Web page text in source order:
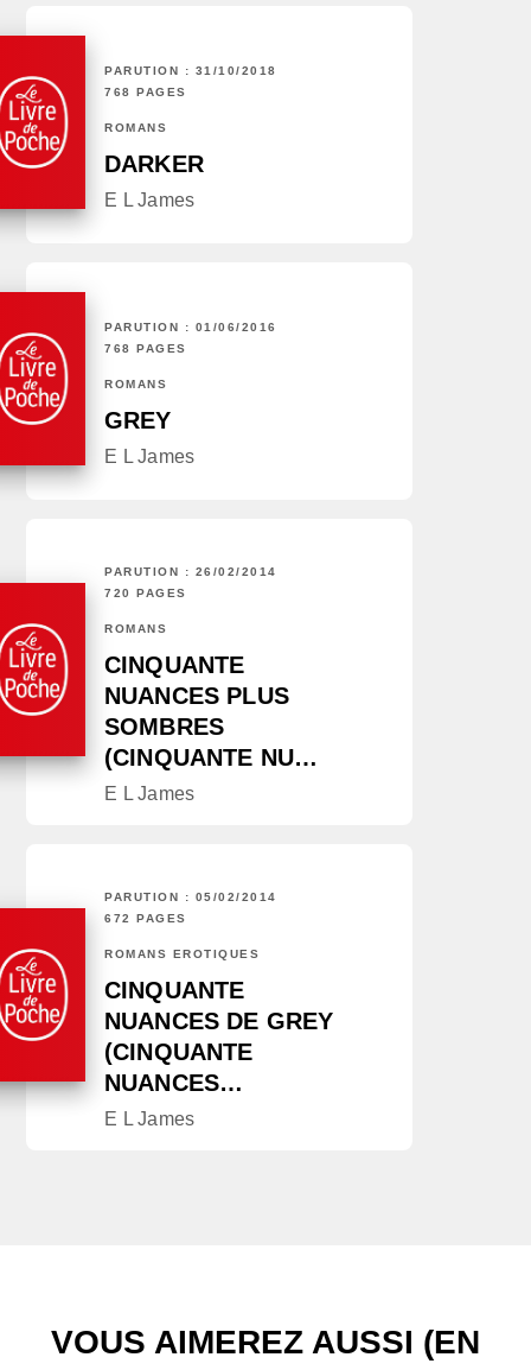
PARUTION : 31/10/2018
768 PAGES
ROMANS
DARKER
E L James
PARUTION : 01/06/2016
768 PAGES
ROMANS
GREY
E L James
PARUTION : 26/02/2014
720 PAGES
ROMANS
CINQUANTE
NUANCES PLUS
SOMBRES
(CINQUANTE NU…
E L James
PARUTION : 05/02/2014
672 PAGES
ROMANS ÉROTIQUES
CINQUANTE
NUANCES DE GREY
(CINQUANTE
NUANCES…
E L James
VOUS AIMEREZ AUSSI (EN